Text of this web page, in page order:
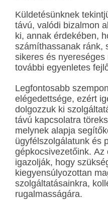
Küldetésünknek
távú, valódi bizalmon
ki, annak érdekében,
számíthassanak ránk,
sikeres és
további egyenletes
Legfontosabb
elégedettsége, ezért
dolgozzuk ki
távú kapcsolatra
melynek alapja
ügyfélszolgálatunk és
gépkocsivezetőink.
igazolják, hogy
kiegyensúlyozottan
szolgáltatásainkra,
rugalmasságára.